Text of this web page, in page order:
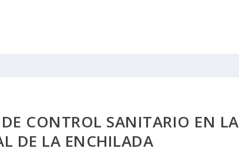
CONTROL SANITARIO EN LA
DE LA ENCHILADA